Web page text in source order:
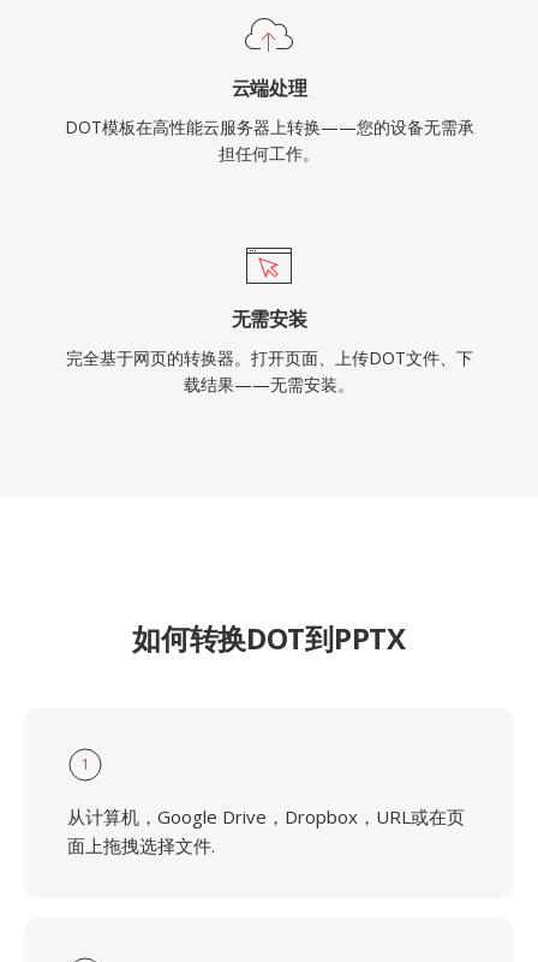
云端处理
DOT模板在高性能云服务器上转换——您的设备无需承
担任何工作。
无需安装
完全基于网页的转换器。打开页面、上传DOT文件、下
载结果——无需安装。
如何转换DOT到PPTX
1
从计算机，Google Drive，Dropbox，URL或在页
面上拖拽选择文件.